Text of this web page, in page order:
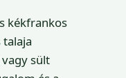
kékfrankos
sült